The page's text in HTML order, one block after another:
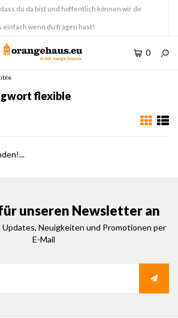
du da bist und hoffentlich können wir dir
einfach wenn du fragen hast!
0
flexible
unseren Newsletter an
Neuigkeiten und Promotionen per
E-Mail